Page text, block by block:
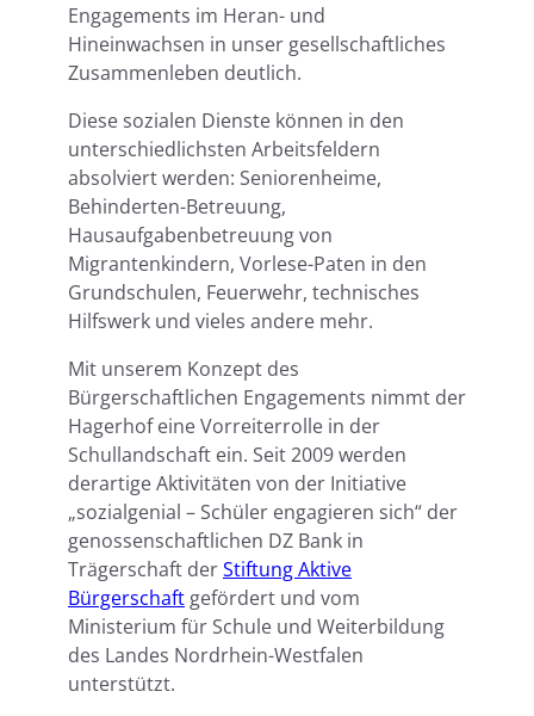
Engagements im Heran- und
Hineinwachsen in unser gesellschaftliches
Zusammenleben deutlich.
Diese sozialen Dienste können in den
unterschiedlichsten Arbeitsfeldern
absolviert werden: Seniorenheime,
Behinderten-Betreuung,
Hausaufgabenbetreuung von
Migrantenkindern, Vorlese-Paten in den
Grundschulen, Feuerwehr, technisches
Hilfswerk und vieles andere mehr.
Mit unserem Konzept des
Bürgerschaftlichen Engagements nimmt der
Hagerhof eine Vorreiterrolle in der
Schullandschaft ein. Seit 2009 werden
derartige Aktivitäten von der Initiative
„sozialgenial – Schüler engagieren sich“ der
genossenschaftlichen DZ Bank in
Trägerschaft derStiftung Aktive
Bürgerschaft gefördert und vom
Ministerium für Schule und Weiterbildung
des Landes Nordrhein-Westfalen
unterstützt.